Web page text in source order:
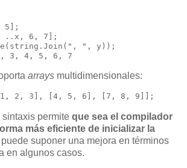
5];
..x, 6, 7];
", y));
arrays multidimensionales:
permite que sea el compilador
más eficiente de inicializar la
suponer una mejora en términos
en algunos casos.